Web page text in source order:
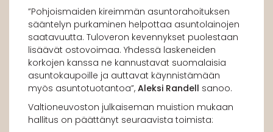
”Pohjoismaiden kireimmän asuntorahoituksen
sääntelyn purkaminen helpottaa asuntolainojen
saatavuutta. Tuloveron kevennykset puolestaan
lisäävät ostovoimaa. Yhdessä laskeneiden
korkojen kanssa ne kannustavat suomalaisia
asuntokaupoille ja auttavat käynnistämään
myös asuntotuotantoa”, Aleksi Randell sanoo.
Valtioneuvoston julkaiseman muistion mukaan
hallitus on päättänyt seuraavista toimista: